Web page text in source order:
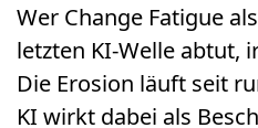
Wer Change Fatigue
letzten KI-Welle abtut,
Die Erosion läuft seit
KI wirkt dabei als